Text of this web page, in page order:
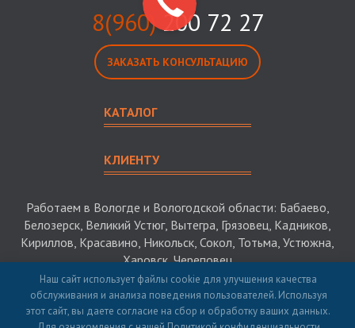
Наш сайт использует файлы cookie для улучшения качества
обслуживания и анализа поведения пользователей. Используя
этот сайт, вы даете согласие на сбор и обработку ваших данных.
8(960) 200 72 27
ЗАКАЗАТЬ КОНСУЛЬТАЦИЮ
КАТАЛОГ
КЛИЕНТУ
Работаем в Вологде и Вологодской области: Бабаево,
Белозерск, Великий Устюг, Вытегра, Грязовец, Кадников,
Кириллов, Красавино, Никольск, Сокол, Тотьма, Устюжна,
Харовск, Череповец
© 2026 Багров-Строй - строительство загородных домов в
Вологде и Вологодской области и РФ. ИНН 5313015325.